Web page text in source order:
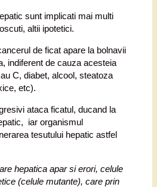
sunt implicati mai multi
altii ipotetici.
de ficat apare la bolnavii
indiferent de cauza acesteia
C, diabet, alcool, steatoza
etc).
ataca ficatul, ducand la
iar organismul
tesutului hepatic astfel
hepatica apar si erori, celule
(celule mutante), care prin